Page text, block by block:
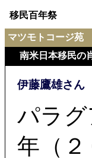
移民百年祭
マツモトコージ苑
南米日本移民の
伊藤鷹雄さん
パラ
年（